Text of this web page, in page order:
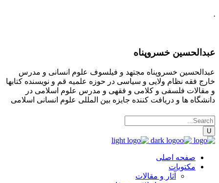
.
عبدالحسین خسروپناه
عبدالحسین خسروپناه مجتهد و فیلسوف علوم انسانی و مدرس
خارج فقه نظام ولایی و سیاسی در حوزه علمیه قم و نویسنده کتابها
و مقالات فلسفی و کلامی و فقهی و مدرس علوم اسلامی در
دانشگاه ها و دریافت کننده جایزه بین المللی علوم انسانی اسلامی
صفحه اصلی
مکتوبات
آثار و مقالات